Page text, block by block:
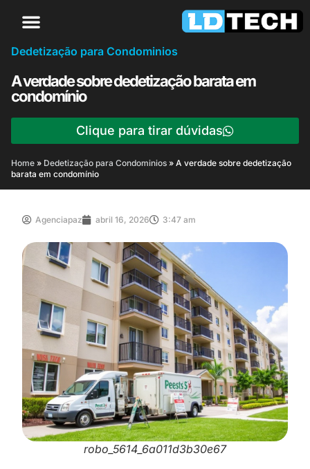
Dedetização para Condominios
A verdade sobre dedetização barata em
condomínio
Clique para tirar dúvidas
Home » Dedetização para Condominios » A verdade sobre dedetização
barata em condomínio
Agenciapaz abril 16, 2026 3:47 am
robo_5614_6a011d3b30e67